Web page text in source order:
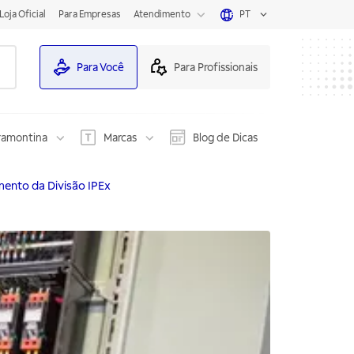
Loja Oficial Para Empresas Atendimento PT
Para Você Para Profissionais
Marcas Blog de Dicas
da Divisão IPEx